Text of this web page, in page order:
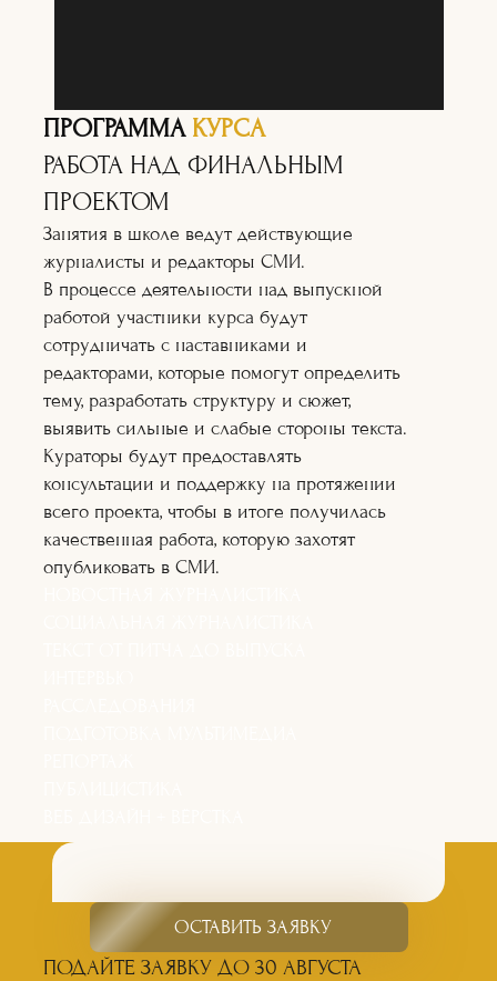
ПРОГРАММА КУРСА
РАБОТА НАД ФИНАЛЬНЫМ
ПРОЕКТОМ
Занятия в школе ведут действующие
журналисты и редакторы СМИ.
В процессе деятельности над выпускной
работой участники курса будут
сотрудничать с наставниками и
редакторами, которые помогут определить
тему, разработать структуру и сюжет,
выявить сильные и слабые стороны текста.
Кураторы будут предоставлять
консультации и поддержку на протяжении
всего проекта, чтобы в итоге получилась
качественная работа, которую захотят
опубликовать в СМИ.
ОСТАВИТЬ ЗАЯВКУ
ПОДАЙТЕ ЗАЯВКУ ДО 30 АВГУСТА